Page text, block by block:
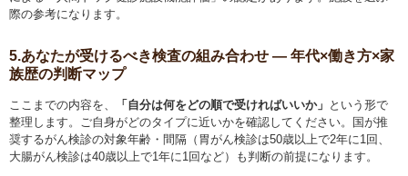
際の参考になります。
5.あなたが受けるべき検査の組み合わせ ― 年代×働き方×家
族歴の判断マップ
ここまでの内容を、 「自分は何をどの順で受ければいいか」 という形で
整理します。ご自身がどのタイプに近いかを確認してください。国が推
奨するがん検診の対象年齢・間隔（胃がん検診は50歳以上で2年に1回、
大腸がん検診は40歳以上で1年に1回など）も判断の前提になります。